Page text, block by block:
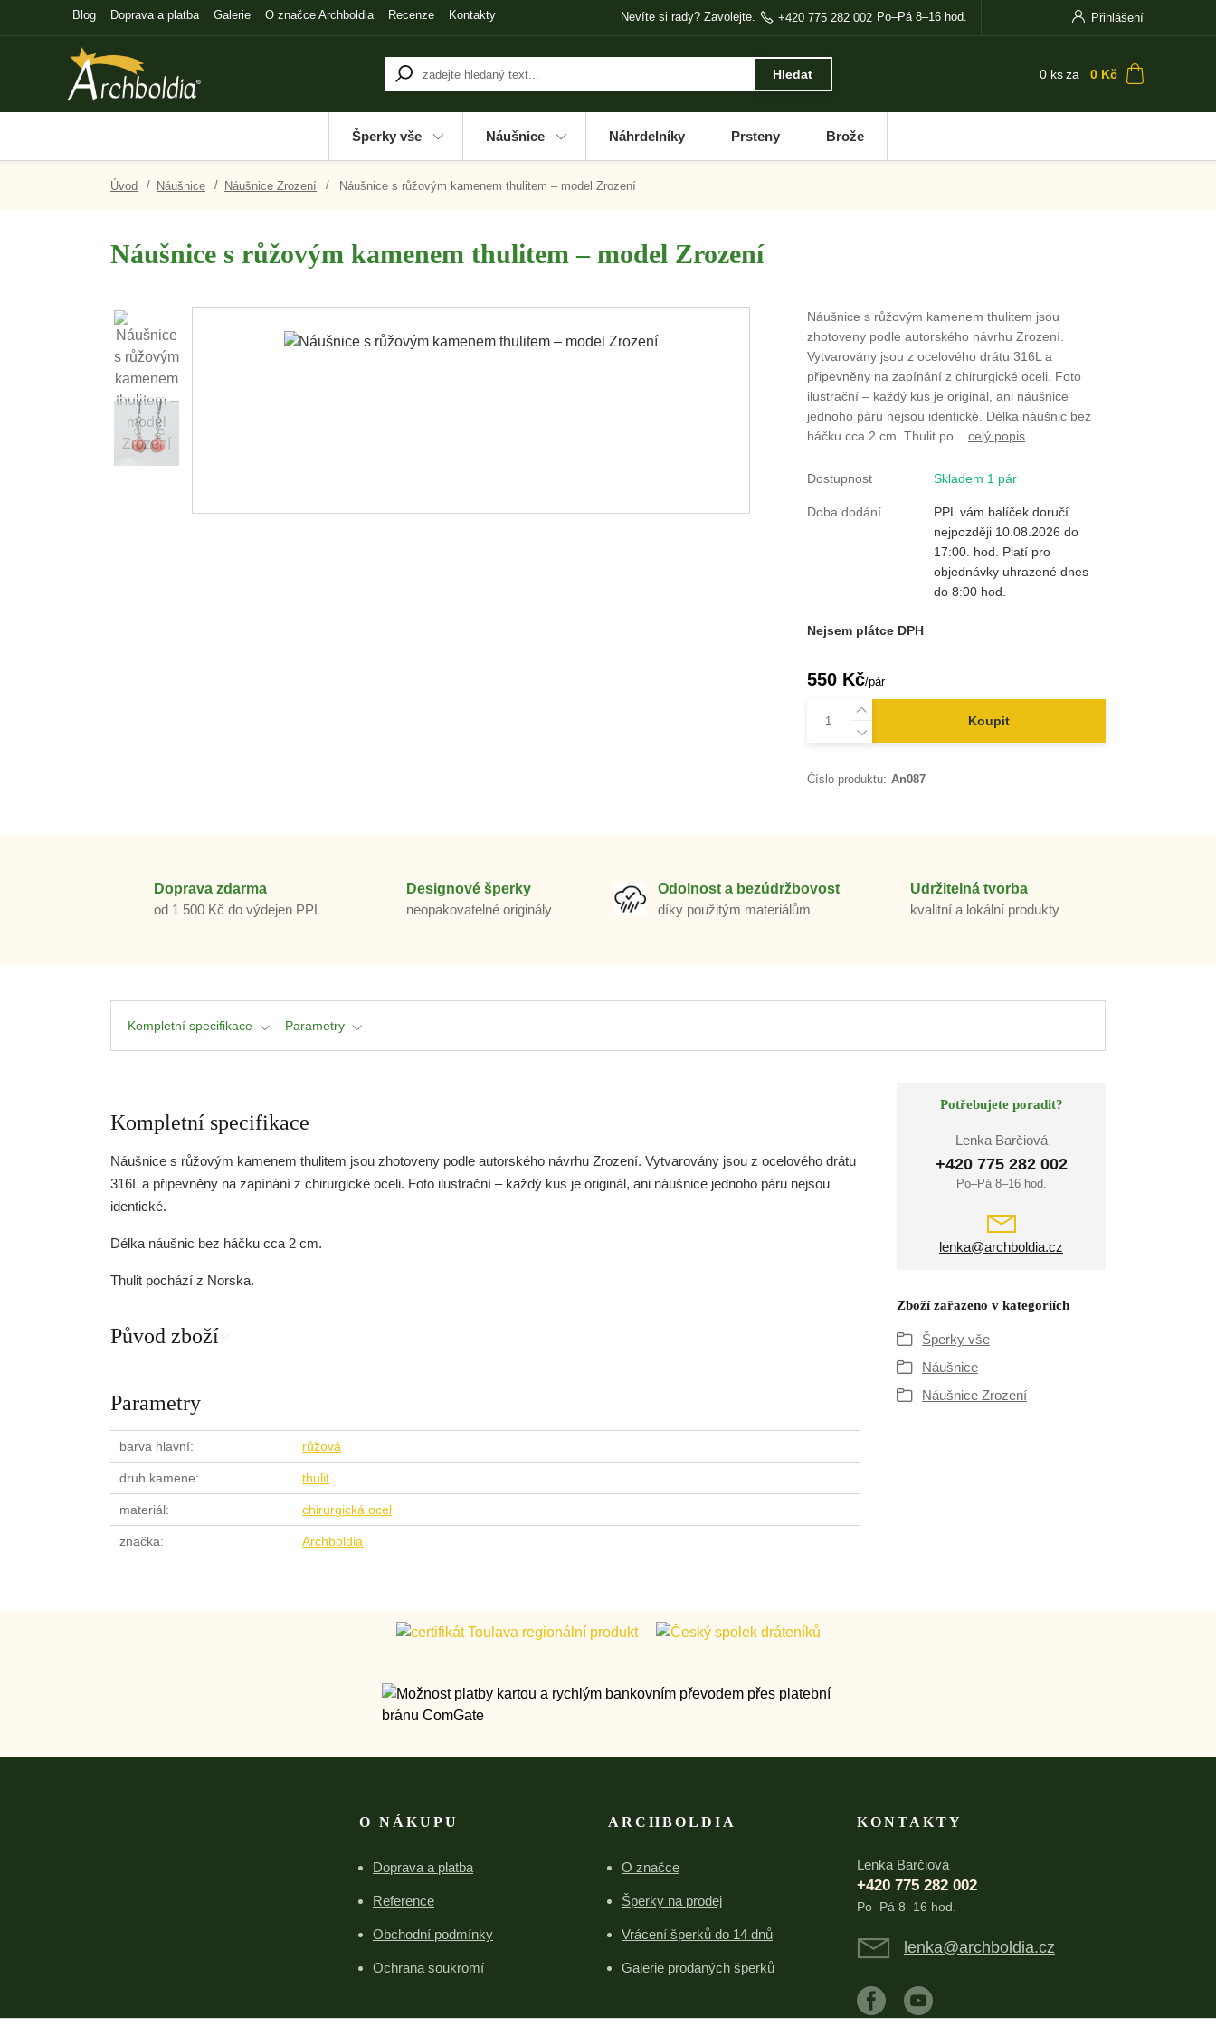
Blog Doprava a platba Galerie O značce Archboldia Recenze Kontakty Přihlášení
Hledat
Nevíte si rady? Zavolejte. +420 775 282 002 Po–Pá 8–16 hod.
0 ksza 0 Kč
Šperky vše Náušnice Náhrdelníky Prsteny Brože
Úvod Náušnice Náušnice Zrození Náušnice s růžovým kamenem thulitem – model Zrození
Náušnice s růžovým kamenem thulitem – model Zrození
Náušnice s růžovým kamenem thulitem jsou
zhotoveny podle autorského návrhu Zrození.
Vytvarovány jsou z ocelového drátu 316L a
připevněny na zapínání z chirurgické oceli. Foto
ilustrační – každý kus je originál, ani náušnice
jednoho páru nejsou identické. Délka náušnic bez
háčku cca 2 cm. Thulit po... celý popis
Dostupnost Skladem 1 pár
Doba dodání
PPL vám balíček doručí
nejpozději 10.08.2026 do
17:00. hod. Platí pro
objednávky uhrazené dnes
do 8:00 hod.
Nejsem plátce DPH
550 Kč/pár
Koupit
Číslo produktu: An087
Doprava zdarma
od 1 500 Kč do výdejen PPL
Designové šperky
neopakovatelné originály
Odolnost a bezúdržbovost
díky použitým materiálům
Udržitelná tvorba
kvalitní a lokální produkty
Kompletní specifikace Parametry
Kompletní specifikace
Náušnice s růžovým kamenem thulitem jsou zhotoveny podle autorského návrhu Zrození. Vytvarovány jsou z ocelového drátu
316L a připevněny na zapínání z chirurgické oceli. Foto ilustrační – každý kus je originál, ani náušnice jednoho páru nejsou
identické.
Délka náušnic bez háčku cca 2 cm.
Thulit pochází z Norska.
Původ zboží
Parametry
barva hlavní růžová
druh kamene thulit
materiál chirurgická ocel
značka Archboldia
Potřebujete poradit?
Lenka Barčiová
+420 775 282 002
Po–Pá 8–16 hod.
lenka@archboldia.cz
Zboží zařazeno v kategoriích
Šperky vše
Náušnice
Náušnice Zrození
O NÁKUPU
Doprava a platba
Reference
Obchodní podmínky
Ochrana soukromí
ARCHBOLDIA
O značce
Šperky na prodej
Vrácení šperků do 14 dnů
Galerie prodaných šperků
KONTAKTY
Lenka Barčiová
+420 775 282 002
Po–Pá 8–16 hod.
lenka@archboldia.cz